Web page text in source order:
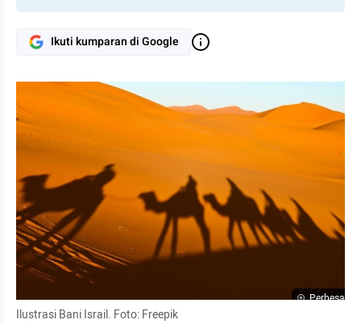
Ikuti kumparan di Google
Perbesar
Ilustrasi Bani Israil. Foto: Freepik